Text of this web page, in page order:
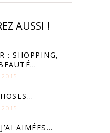
AUSSI !
: SHOPPING,
AIMÉES…